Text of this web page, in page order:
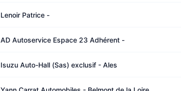
Lenoir Patrice -
AD Autoservice Espace 23 Adhérent -
Isuzu Auto-Hall (Sas) exclusif - Ales